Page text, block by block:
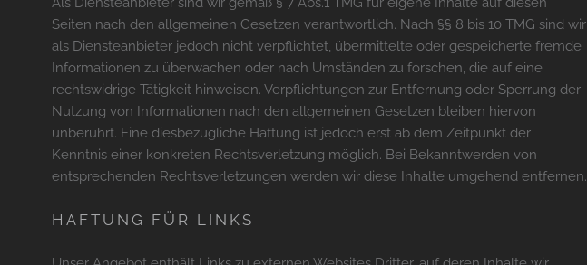
Seiten nach den allgemeinen Gesetzen verantwortlich. Nach §§ 8 bis 10 TMG sind wir
als Diensteanbieter jedoch nicht verpflichtet, übermittelte oder gespeicherte fremde
Informationen zu überwachen oder nach Umständen zu forschen, die auf eine
rechtswidrige Tätigkeit hinweisen. Verpflichtungen zur Entfernung oder Sperrung der
Nutzung von Informationen nach den allgemeinen Gesetzen bleiben hiervon
unberührt. Eine diesbezügliche Haftung ist jedoch erst ab dem Zeitpunkt der
Kenntnis einer konkreten Rechtsverletzung möglich. Bei Bekanntwerden von
entsprechenden Rechtsverletzungen werden wir diese Inhalte umgehend entfernen.
HAFTUNG FÜR LINKS